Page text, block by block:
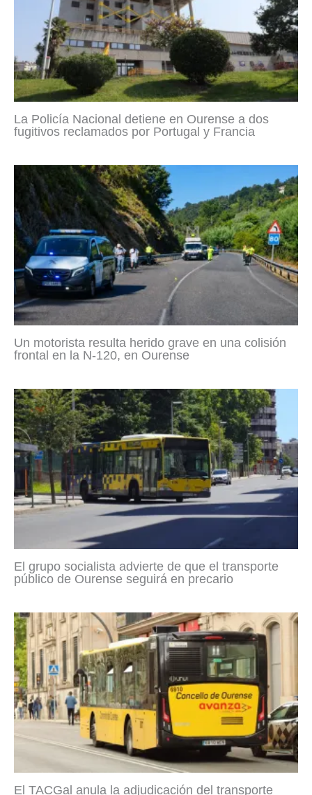
La Policía Nacional detiene en Ourense a dos
fugitivos reclamados por Portugal y Francia
Un motorista resulta herido grave en una colisión
frontal en la N-120, en Ourense
El grupo socialista advierte de que el transporte
público de Ourense seguirá en precario
El TACGal anula la adjudicación del transporte